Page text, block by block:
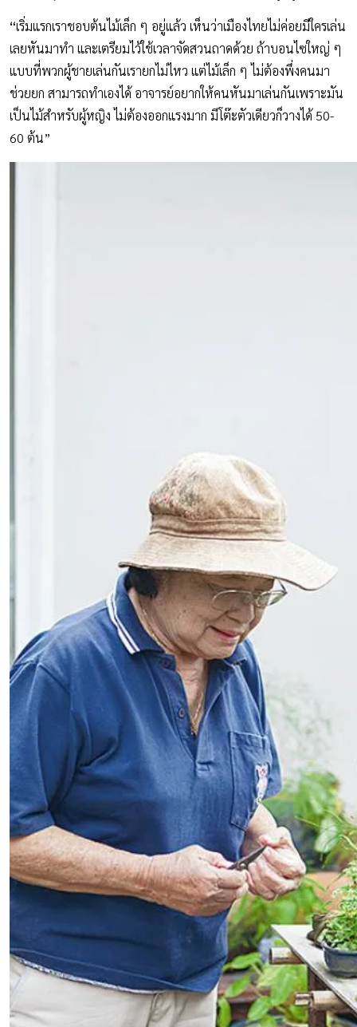
“เริ่มแรกเราชอบต้นไม้เล็ก ๆ อยู่แล้ว เห็นว่าเมืองไทยไม่ค่อยมีใครเล่น
เลยหันมาทำ และเตรียมไว้ใช้เวลาจัดสวนถาดด้วย ถ้าบอนไซใหญ่ ๆ
แบบที่พวกผู้ชายเล่นกันเรายกไม่ไหว แต่ไม้เล็ก ๆ ไม่ต้องพึ่งคนมา
ช่วยยก สามารถทำเองได้ อาจารย์อยากให้คนหันมาเล่นกันเพราะมัน
เป็นไม้สำหรับผู้หญิง ไม่ต้องออกแรงมาก มีโต๊ะตัวเดียวก็วางได้ 50-
60 ต้น”